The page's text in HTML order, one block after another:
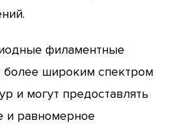
филаментные
более широким спектром
и могут предоставлять
и равномерное